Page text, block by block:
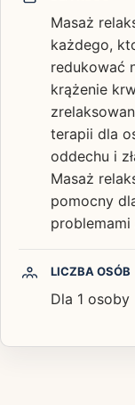
Masaż
każdego,
redukować
krążenie
terapii dla
oddechu i
Masaż
pomocny
LICZBA OSÓB
Dla 1 osoby